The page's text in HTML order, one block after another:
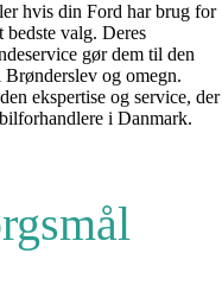
hvis din Ford har brug for
valg. Deres
gør dem til den
og omegn.
ekspertise og service, der
i Danmark.